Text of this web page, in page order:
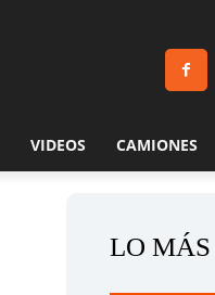
VIDEOS CAMIONES
LO